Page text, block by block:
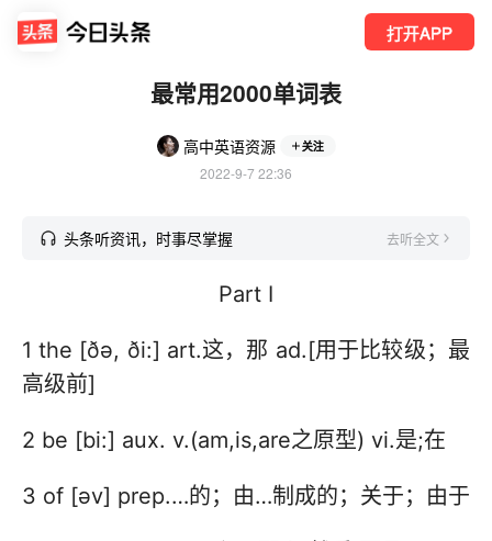
打开APP
最常用2000单词表
高中英语资源 关注
2022-9-7 22:36
头条听资讯，时事尽掌握 去听全文
Part I
1 the [ðə, ði:] art.这，那 ad.[用于比较级；最
高级前]
2 be [bi:] aux. v.(am,is,are之原型) vi.是;在
3 of [əv] prep.…的；由…制成的；关于；由于